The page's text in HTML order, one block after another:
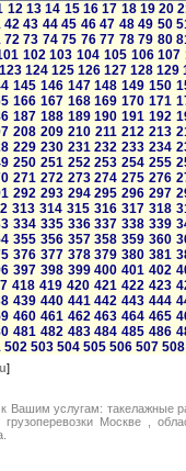
12 13 14 15 16 17 18 19 20
42 43 44 45 46 47 48 49 50
72 73 74 75 76 77 78 79 80
102 103 104 105 106 107
123 124 125 126 127 128 129
145 146 147 148 149 150
166 167 168 169 170 171
187 188 189 190 191 192
208 209 210 211 212 213
229 230 231 232 233 234
250 251 252 253 254 255
271 272 273 274 275 276
292 293 294 295 296 297
313 314 315 316 317 318
334 335 336 337 338 339
355 356 357 358 359 360
376 377 378 379 380 381
397 398 399 400 401 402
418 419 420 421 422 423
439 440 441 442 443 444
460 461 462 463 464 465
481 482 483 484 485 486
502 503 504 505 506 507 508
]
Вашим услугам: такелажные
Москве ,